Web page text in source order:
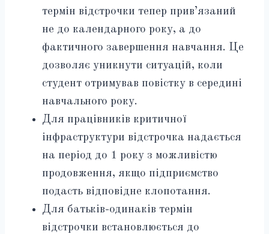
термін відстрочки тепер прив’язаний
не до календарного року, а до
фактичного завершення навчання. Це
дозволяє уникнути ситуацій, коли
студент отримував повістку в середині
навчального року.
Для працівників критичної
інфраструктури відстрочка надається
на період до 1 року з можливістю
продовження, якщо підприємство
подасть відповідне клопотання.
Для батьків-одинаків термін
відстрочки встановлюється до